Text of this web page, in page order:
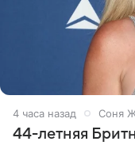
4 часа назад Соня
44-летняя